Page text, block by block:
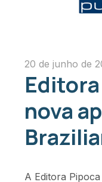
20 de junho de
nova
A Editora